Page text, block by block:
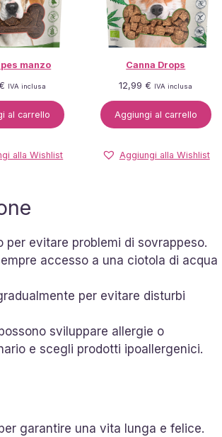
manzo
IVA inclusa
al carrello
alla Wishlist
Canna Drops
12,99€ IVA inclusa
Aggiungi al carrello
Aggiungi alla Wishlist
evitare problemi di sovrappeso.
accesso a una ciotola di acqua
per evitare disturbi
sviluppare allergie o
e scegli prodotti ipoallergenici.
garantire una vita lunga e felice.